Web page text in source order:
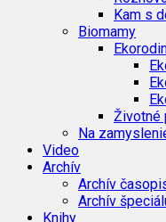
Kam s
Biomamy
Životné
Na
Video
Archív
Archív
Archív
Knihy